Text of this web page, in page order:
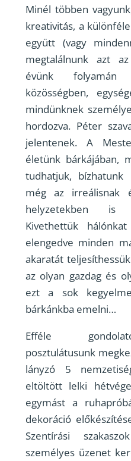
Minél többen
kreativitás, a
együtt (vagy
megtalálnunk azt
évünk folyamán
közösségben,
mindünknek
hordozva. Péter
jelentenek. A
életünk bárkájában,
tudhatjuk, bízhatunk
még az irreálisnak
helyzetekben is
Kivethettük
elengedve minden
akaratát
az olyan gazdag és
ezt a sok
bárkánkba emelni…
Efféle
posztulátusunk
lányzó 5
eltöltött lelki
egymást a
dekoráció
Szentírási
személyes üzenet